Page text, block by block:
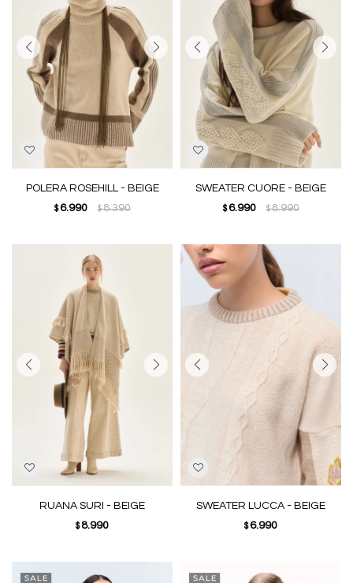
POLERA ROSEHILL - BEIGE
$ 6.990 $8.390
SWEATER CUORE - BEIGE
$ 6.990 $8.990
RUANA SURI - BEIGE
$ 8.990
SWEATER LUCCA - BEIGE
$ 6.990